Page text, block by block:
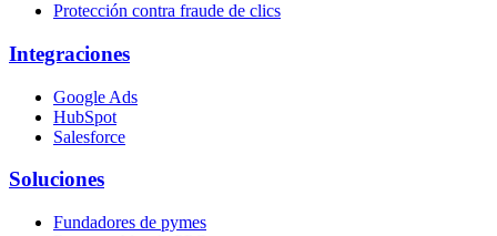
Protección contra fraude de clics
Integraciones
Google Ads
HubSpot
Salesforce
Soluciones
Fundadores de pymes